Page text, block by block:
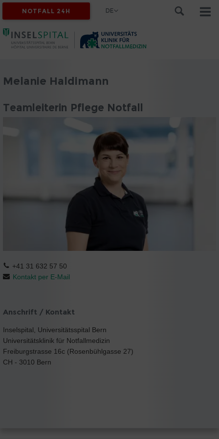
NOTFALL 24H DE
Melanie Haldimann
Teamleiterin Pflege Notfall
+41 31 632 57 50
Kontakt per E-Mail
Anschrift / Kontakt
Inselspital, Universitätsspital Bern
Universitätsklinik für Notfallmedizin
Freiburgstrasse 16c (Rosenbühlgasse 27)
CH - 3010 Bern